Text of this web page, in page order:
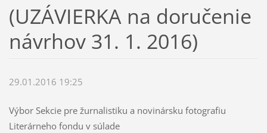
(UZÁVIERKA na doručenie
návrhov 31. 1. 2016)
29.01.2016 19:25
Výbor Sekcie pre žurnalistiku a novinársku fotografiu
Literárneho fondu v súlade